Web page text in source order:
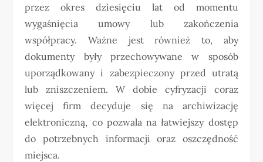
przez okres dziesięciu lat od momentu
wygaśnięcia umowy lub zakończenia
współpracy. Ważne jest również to, aby
dokumenty były przechowywane w sposób
uporządkowany i zabezpieczony przed utratą
lub zniszczeniem. W dobie cyfryzacji coraz
więcej firm decyduje się na archiwizację
elektroniczną, co pozwala na łatwiejszy dostęp
do potrzebnych informacji oraz oszczędność
miejsca.